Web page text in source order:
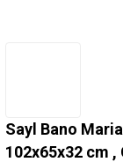
Sayl Bano
102x65x32 cm ,